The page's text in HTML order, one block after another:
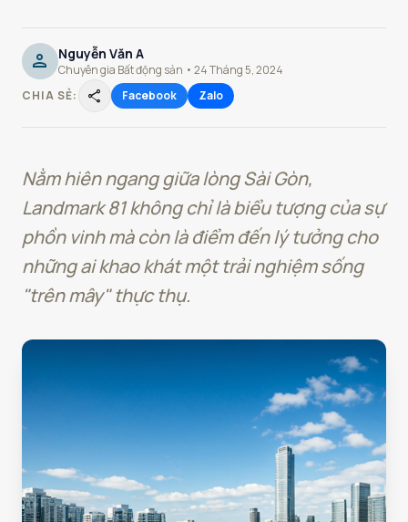
person Nguyễn Văn A
Chuyên gia Bất động sản • 24 Tháng 5, 2024
CHIA SẺ:
share Facebook Zalo
Nằm hiên ngang giữa lòng Sài Gòn,
Landmark 81 không chỉ là biểu tượng của sự
phồn vinh mà còn là điểm đến lý tưởng cho
những ai khao khát một trải nghiệm sống
"trên mây" thực thụ.